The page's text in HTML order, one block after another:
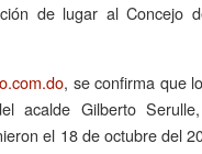
de lugar al Concejo
, se confirma que
acalde Gilberto
el 18 de octubre del